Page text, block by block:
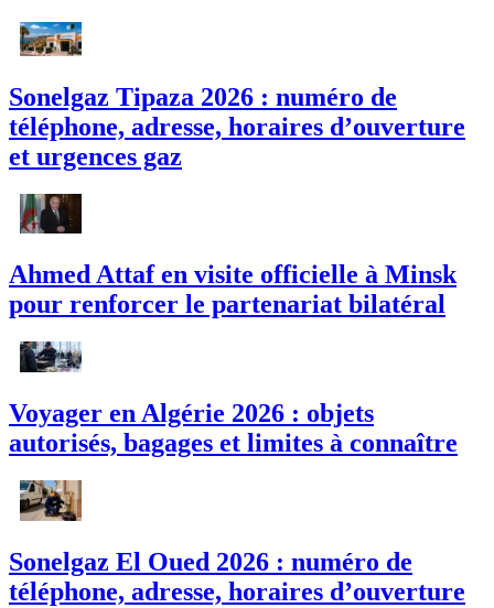
Sonelgaz Tipaza 2026 : numéro de
téléphone, adresse, horaires d’ouverture
et urgences gaz
Ahmed Attaf en visite officielle à Minsk
pour renforcer le partenariat bilatéral
Voyager en Algérie 2026 : objets
autorisés, bagages et limites à connaître
Sonelgaz El Oued 2026 : numéro de
téléphone, adresse, horaires d’ouverture